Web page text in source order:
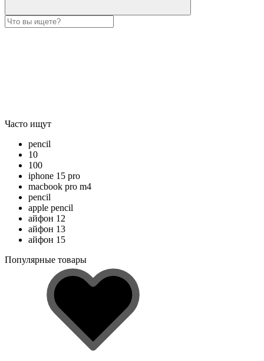
Часто ищут
pencil
10
100
iphone 15 pro
macbook pro m4
pencil
apple pencil
айфон 12
айфон 13
айфон 15
Популярные товары